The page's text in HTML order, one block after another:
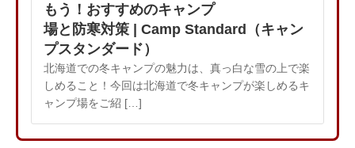
もう！おすすめのキャンプ
場と防寒対策 | Camp Standard（キャン
プスタンダード）
北海道での冬キャンプの魅力は、真っ白な雪の上で楽
しめること！今回は北海道で冬キャンプが楽しめるキ
ャンプ場をご紹 […]